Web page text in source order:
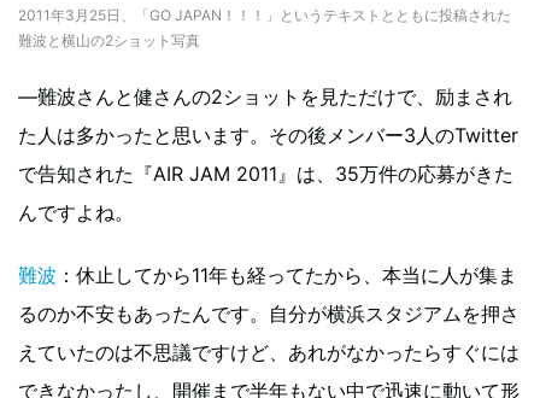
2011年3月25日、「GO JAPAN！！！」というテキストとともに投稿された
難波と横山の2ショット写真
―難波さんと健さんの2ショットを見ただけで、励まされ
た人は多かったと思います。その後メンバー3人のTwitter
で告知された『AIR JAM 2011』は、35万件の応募がきた
んですよね。
難波 ：休止してから11年も経ってたから、本当に人が集ま
るのか不安もあったんです。自分が横浜スタジアムを押さ
えていたのは不思議ですけど、あれがなかったらすぐには
できなかったし、開催まで半年もない中で迅速に動いて形